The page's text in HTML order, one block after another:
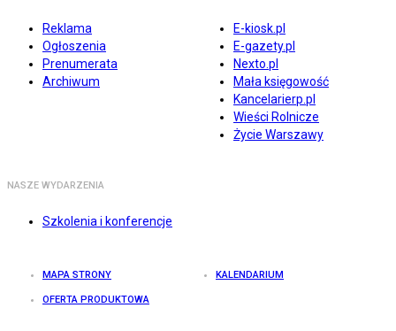
Reklama
Ogłoszenia
Prenumerata
Archiwum
E-kiosk.pl
E-gazety.pl
Nexto.pl
Mała księgowość
Kancelarierp.pl
Wieści Rolnicze
Życie Warszawy
NASZE WYDARZENIA
Szkolenia i konferencje
MAPA STRONY KALENDARIUM
OFERTA PRODUKTOWA